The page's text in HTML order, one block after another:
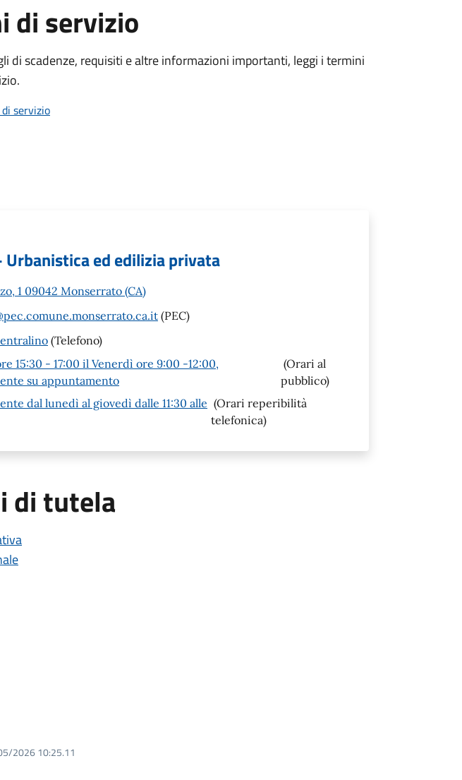
di servizio
di scadenze, requisiti e altre informazioni importanti, leggi i termini
servizio
Urbanistica ed edilizia privata
1 09042 Monserrato (CA)
(PEC)
(Telefono)
15:30 - 17:00 il Venerdì ore 9:00 -12:00,
su appuntamento
(Orari al
pubblico)
dal lunedì al giovedì dalle 11:30 alle (Orari reperibilità
telefonica)
di tutela
2026 10:25.11